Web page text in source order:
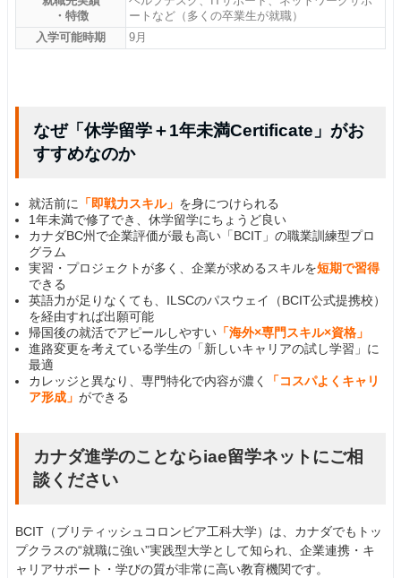
・特徴
ートなど（多くの卒業生が就職）
入学可能時期
9月
なぜ「休学留学＋1年未満Certificate」がお
すすめなのか
就活前に 「即戦力スキル」 を身につけられる
1年未満で修了でき、休学留学にちょうど良い
カナダBC州で企業評価が最も高い「BCIT」の職業訓練型プロ
グラム
実習・プロジェクトが多く、企業が求めるスキルを短期で習得
できる
英語力が足りなくても、ILSCのパスウェイ（BCIT公式提携校）
を経由すれば出願可能
帰国後の就活でアピールしやすい 「海外×専門スキル×資格」
進路変更を考えている学生の「新しいキャリアの試し学習」に
最適
カレッジと異なり、専門特化で内容が濃く
「コスパよくキャリ
ア形成」 ができる
カナダ進学のことならiae留学ネットにご相
談ください
BCIT（ブリティッシュコロンビア工科大学）は、カナダでもトッ
プクラスの“就職に強い”実践型大学として知られ、企業連携・キ
ャリアサポート・学びの質が非常に高い教育機関です。